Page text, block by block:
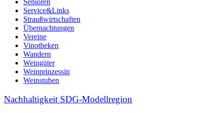
Senioren
Service&Links
Straußwirtschaften
Übernachtungen
Vereine
Vinotheken
Wandern
Weingüter
Weinprinzessin
Weinstuben
Nachhaltigkeit SDG-Modellregion